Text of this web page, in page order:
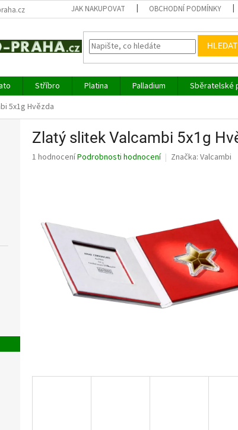
JAK NAKUPOVAT OBCHODNÍ PODMÍNKY
HLEDAT
Stříbro Platina Palladium Sběratelské
5x1g Hvězda
Zlatý slitek Valcambi 5x1g
Průměrné
hvězdiček.
1 hodnoceníPodrobnosti hodnocení Značka: Valcambi